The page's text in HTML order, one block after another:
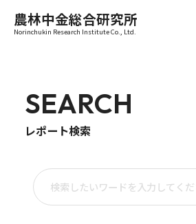
農林中金総合研究所
Norinchukin Research Institute Co., Ltd.
SEARCH
レポート検索